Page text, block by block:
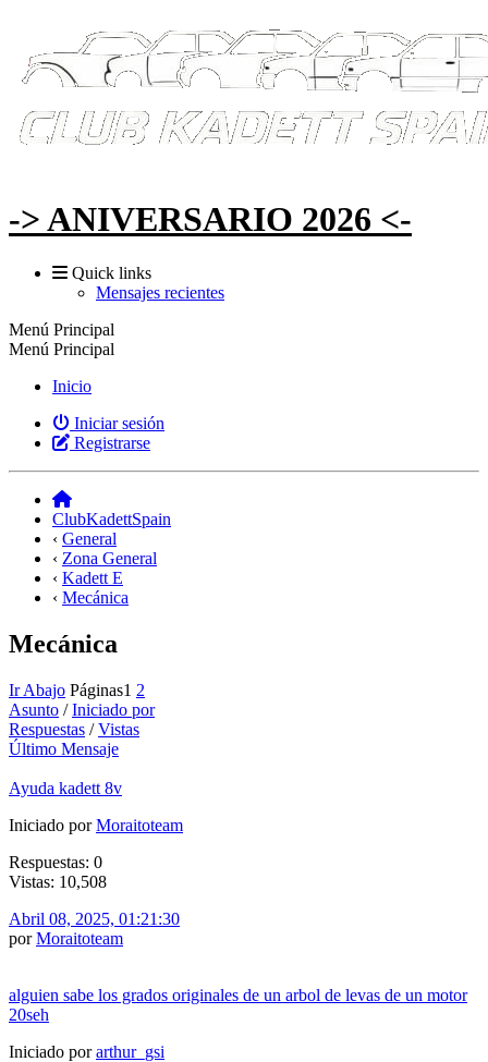
-> ANIVERSARIO 2026 <-
Quick links
Mensajes recientes
Menú Principal
Menú Principal
Inicio
Iniciar sesión
Registrarse
ClubKadettSpain
‹ General
‹ Zona General
‹ Kadett E
‹ Mecánica
Mecánica
Ir Abajo Páginas1 2
Asunto /Iniciado por
Respuestas /Vistas
Último Mensaje
Ayuda kadett 8v
Iniciado porMoraitoteam
Respuestas: 0
Vistas: 10,508
Abril 08, 2025, 01:21:30
porMoraitoteam
alguien sabe los grados originales de un arbol de levas de un motor
20seh
Iniciado porarthur_gsi